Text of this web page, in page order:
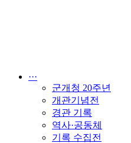
···
군개청 20주년
개관기념전
경관 기록
역사·공동체
기록 수집전